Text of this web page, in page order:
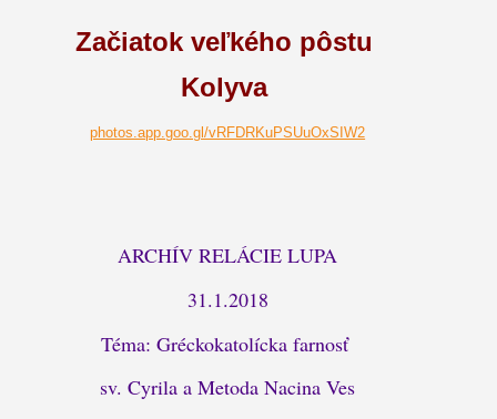
Začiatok veľkého pôstu
Kolyva
photos.app.goo.gl/vRFDRKuPSUuOxSIW2
ARCHÍV RELÁCIE LUPA
31.1.2018
Téma: Gréckokatolícka farnosť
sv. Cyrila a Metoda Nacina Ves